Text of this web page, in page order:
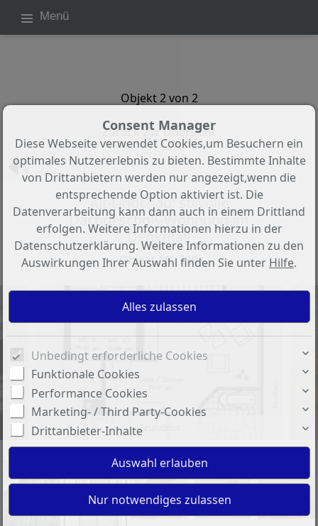
Menü
Objekt 2 von 2
Zurück zur Übersicht
Alt-Lindenau: stilvolle
Dachgeschoß-Wohnung im
Denkmal!
Objekt-Nr.: 390
Grundriss
Consent Manager
Diese Webseite verwendet Cookies,um Besuchern ein
optimales Nutzererlebnis zu bieten. Bestimmte Inhalte
von Drittanbietern werden nur angezeigt,wenn die
entsprechende Option aktiviert ist. Die
Datenverarbeitung kann dann auch in einem Drittland
erfolgen. Weitere Informationen hierzu in der
Datenschutzerklärung. Weitere Informationen zu den
Auswirkungen Ihrer Auswahl finden Sie unter Hilfe.
Unbedingt erforderliche Cookies
Funktionale Cookies
Performance Cookies
Marketing- / Third Party-Cookies
Drittanbieter-Inhalte